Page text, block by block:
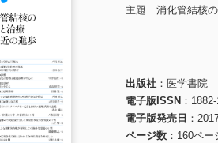
主題 消化管結核
出版社
医学書院
電子版ISSN
電子版発売日
ページ数
160ペー